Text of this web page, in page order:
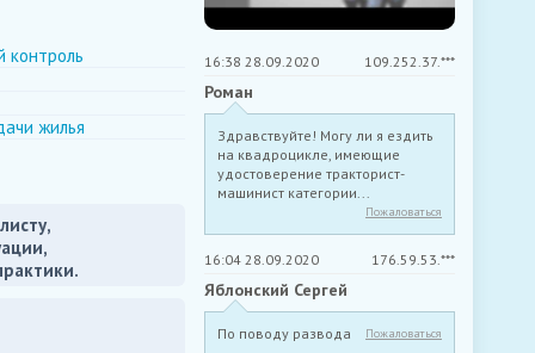
контроль
жилья
16:38 28.09.2020 109.252.37.***
Роман
Здравствуйте! Могу ли я ездить
на квадроцикле, имеющие
удостоверение тракторист-
машинист категории...
Пожаловаться
16:04 28.09.2020 176.59.53.***
Яблонский Сергей
По поводу развода Пожаловаться